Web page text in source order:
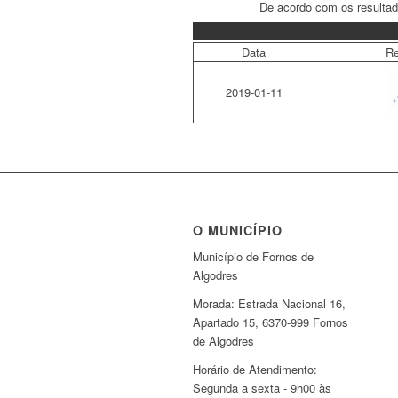
De acordo com os
Responsável
Laboratório
Data
2019-01-11
O MUNICÍPIO
Município de Fornos de
Algodres
Morada: Estrada Nacional 16,
Apartado 15, 6370-999 Fornos
de Algodres
Horário de Atendimento:
Segunda a sexta - 9h00 às